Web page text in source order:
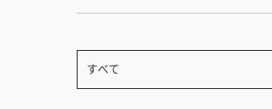
すべて